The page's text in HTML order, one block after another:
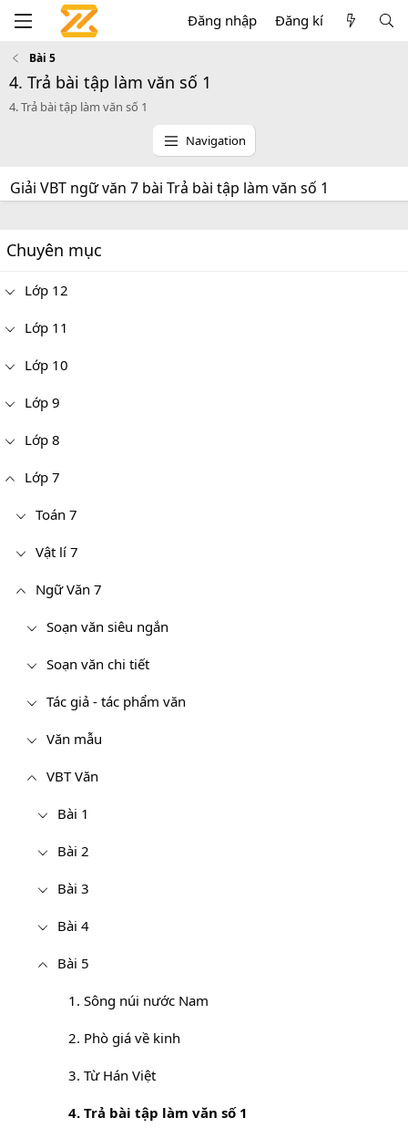
Đăng nhập Đăng kí
Bài 5
4. Trả bài tập làm văn số 1
4. Trả bài tập làm văn số 1
Navigation
Giải VBT ngữ văn 7 bài Trả bài tập làm văn số 1
Chuyên mục
Lớp 12
Lớp 11
Lớp 10
Lớp 9
Lớp 8
Lớp 7
Toán 7
Vật lí 7
Ngữ Văn 7
Soạn văn siêu ngắn
Soạn văn chi tiết
Tác giả - tác phẩm văn
Văn mẫu
VBT Văn
Bài 1
Bài 2
Bài 3
Bài 4
Bài 5
1. Sông núi nước Nam
2. Phò giá về kinh
3. Từ Hán Việt
4. Trả bài tập làm văn số 1